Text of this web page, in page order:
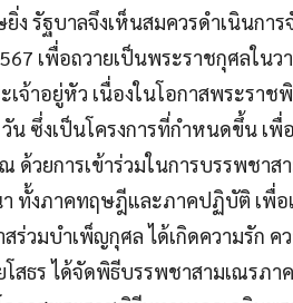
รัฐบาลจึงเห็นสมควรดำเนินกา
เพื่อถวายเป็นพระราชกุศลใน
จ้าอยู่หัว เนื่องในโอกาสพระรา
ซึ่งเป็นโครงการที่กำหนดขึ้น เพื่
ยการเข้าร่วมในการบรรพชา
ทั้งภาคทฤษฎีและภาคปฏิบัติ เพื่
มบำเพ็ญกุศล ได้เกิดความรัก ค
สธร ได้จัดพิธีบรรพชาสามเณรภ